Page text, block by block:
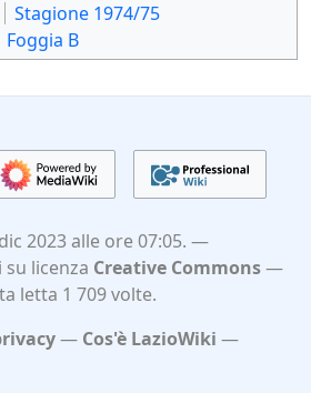
Stagione 1974/75
Foggia B
2023 alle ore 07:05.
licenza Creative Commons
letta 1 709 volte.
Cos'è LazioWiki